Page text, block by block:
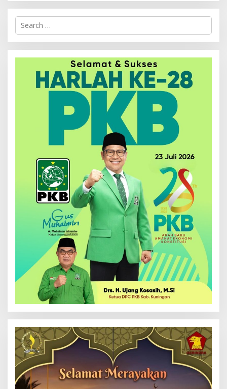
Search
for: